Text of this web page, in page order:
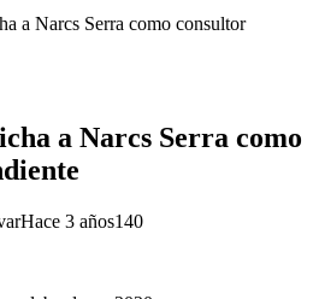
a Narcs Serra como
Hace 3 años140